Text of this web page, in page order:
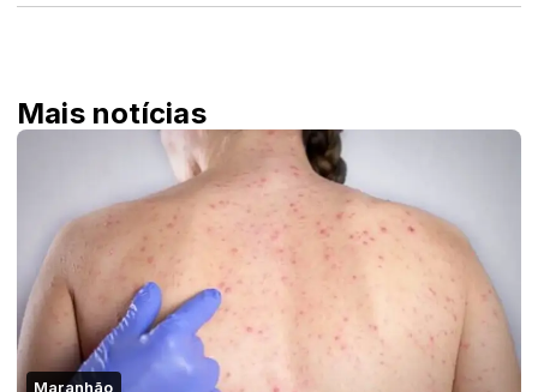
Mais notícias
Maranhão